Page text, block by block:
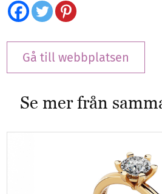
Gå till webbplatsen
Se mer från